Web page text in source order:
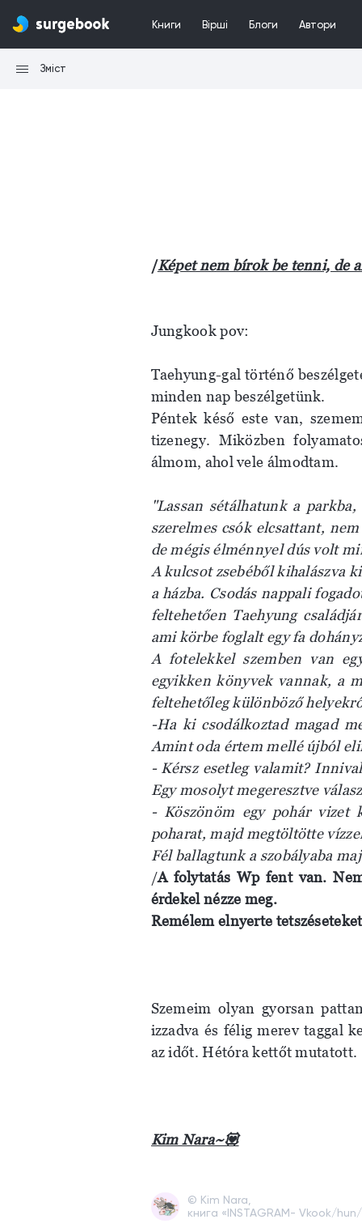
Книги Вірші Блоги Автори
Зміст
/Képet nem bírok be tenni, de
Jungkook pov:
Taehyung-gal történő
minden nap beszélgetünk.
Péntek késő este van,
tizenegy. Miközben
álmom, ahol vele álmodtam.
"Lassan sétálhatunka parkba,
szerelmes csók elcsattant,
de mégis élménnyel dús volt
A kulcsot zsebéből kihalászva
a házba. Csodás nappali
feltehetően Taehyung
ami körbe foglalt egy fa
A fotelekkel szemben van
egyikken könyvek vannak, a
feltehetőleg különböző
-Ha ki csodálkoztad magad
Amint oda értem mellé újból
- Kérsz esetleg valamit?
Egy mosolyt megeresztve
- Köszönöm egy pohár vizet
poharat, majd megtöltötte
Fél ballagtunk a szobályaba
/A folytatás Wp fent van.
érdekel nézze meg.
Remélem elnyerte tetszéseteket
Szemeim olyan gyorsan
izzadva és félig merev taggal
az időt. Hétóra kettőt mutatott.
Kim Nara~💟
© Kim Nara,
книга «INSTAGRAM- Vkook/